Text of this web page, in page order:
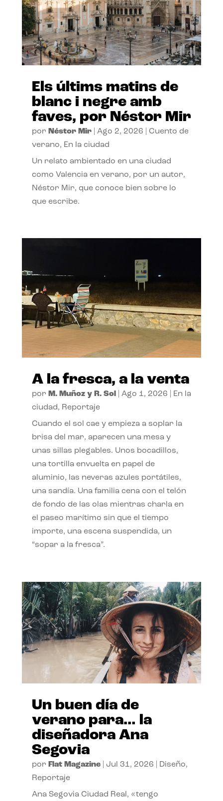
Els últims matins de
blanc i negre amb
faves, por Néstor Mir
por Néstor Mir| Ago 2, 2026
Cuento de
verano, En la ciudad
Un relato ambientado en una ciudad
como Valencia en verano, por un autor,
Néstor Mir, que conoce bien sobre lo
que escribe.
A la fresca, a la venta
por M. Muñoz y R. Sol| Ago 1, 2026
En la
ciudad, Reportaje
Cuando el sol cae y empieza a soplar la
brisa del mar, aparecen una mesa y
unas sillas plegables. Unos bocadillos,
una tortilla envuelta en papel de
aluminio, las neveras azules portátiles,
una sandía. Una familia cena con el telón
de fondo de las olas mientras charla en
el paseo marítimo sin que el tiempo
importe, una escena suspendida, un
“sopar a la fresca”.
Un buen día de
verano para… la
diseñadora Ana
Segovia
por Flat Magazine| Jul 31, 2026 Diseño,
Reportaje
Ana Segovia Ciudad Real, «tengo